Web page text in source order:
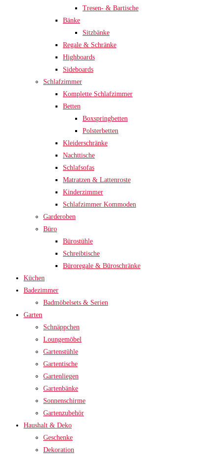
Tresen- & Bartische
Bänke
Sitzbänke
Regale & Schränke
Highboards
Sideboards
Schlafzimmer
Komplette Schlafzimmer
Betten
Boxspringbetten
Polsterbetten
Kleiderschränke
Nachttische
Schlafsofas
Matratzen & Lattenroste
Kinderzimmer
Schlafzimmer Kommoden
Garderoben
Büro
Bürostühle
Schreibtische
Büroregale & Büroschränke
Küchen
Badezimmer
Badmöbelsets & Serien
Garten
Schnäppchen
Loungemöbel
Gartenstühle
Gartentische
Gartenliegen
Gartenbänke
Sonnenschirme
Gartenzubehör
Haushalt & Deko
Geschenke
Dekoration